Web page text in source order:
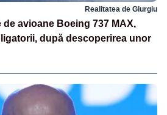
Realitatea de Giurgiu
avioane Boeing 737 MAX,
după descoperirea unor